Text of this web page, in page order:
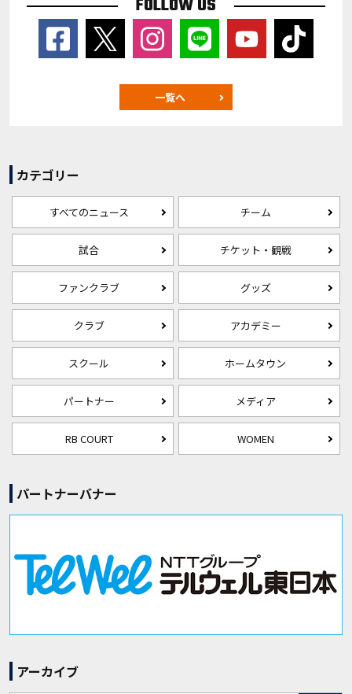
FOLLOW US
一覧へ
カテゴリー
すべてのニュース チーム
試合 チケット・観戦
ファンクラブ グッズ
クラブ アカデミー
スクール ホームタウン
パートナー メディア
RB COURT WOMEN
パートナーバナー
アーカイブ